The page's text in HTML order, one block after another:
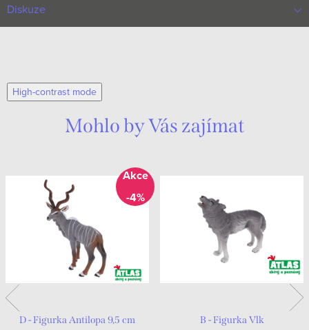
Diskuze
High-contrast mode
Mohlo by Vás zajímat
-4%
D - Figurka Antilopa 9,5 cm B - Figurka Vlk